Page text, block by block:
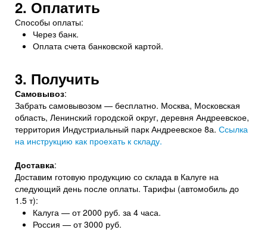
2. Оплатить
Способы оплаты:
Через банк.
Оплата счета банковской картой.
3. Получить
Самовывоз:
Забрать самовывозом — бесплатно. Москва, Московская
область, Ленинский городской округ, деревня Андреевское,
территория Индустриальный парк Андреевское 8а. Ссылка
на инструкцию как проехать к складу.
Доставка:
Доставим готовую продукцию со склада в Калуге на
следующий день после оплаты. Тарифы (автомобиль до
1.5 т):
Калуга — от 2000 руб. за 4 часа.
Россия — от 3000 руб.